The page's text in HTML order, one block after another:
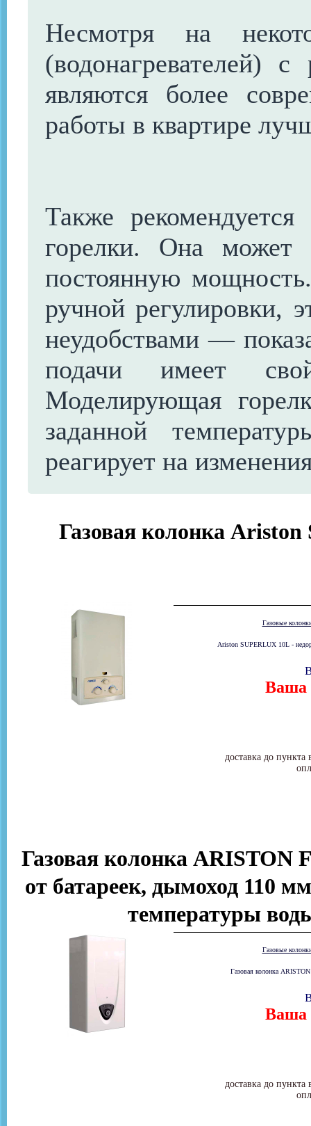
Несмотря на
(водонагревателей)
являются более
работы в квартире
Также
горелки. Она
постоянную
ручной регулировки,
неудобствами —
подачи имеет
Моделирующая
заданной
реагирует на
Газовая колонка Ariston
Газовые
Ariston SUPERLUX 10L -
Ваша
доставка до
Газовая колонка ARISTON
от батареек, дымоход 110
температуры
Газовые
Газовая колонка
Ваша
доставка до